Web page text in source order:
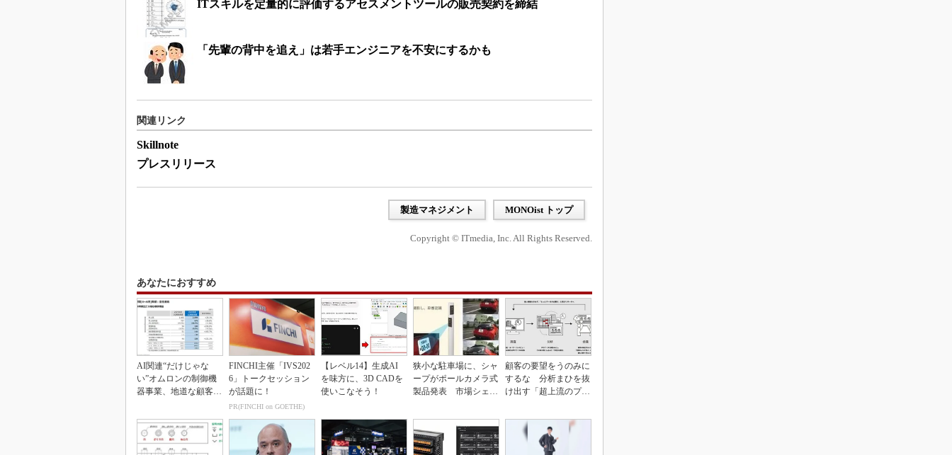
ITスキルを定量的に評価するアセスメントツールの販売契約を締結
「先輩の背中を追え」は若手エンジニアを不安にするかも
関連リンク
Skillnote
プレスリリース
製造マネジメント MONOist トップ
Copyright © ITmedia, Inc. All Rights Reserved.
あなたにおすすめ
AI関連“だけじゃな
い”オムロンの制御機
器事業、地道な顧客基
FINCHI主催「IVS202
6」トークセッション
が話題に！
PR(FINCHI on GOETHE)
【レベル14】生成AI
を味方に、3D CADを
使いこなそう！
狭小な駐車場に、シャ
ープがポールカメラ式
製品発表 市場シェア
顧客の要望をうのみに
するな 分析まひを抜
け出す「超上流のプロ